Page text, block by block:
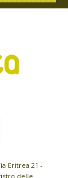
Eritrea 21 -
delle